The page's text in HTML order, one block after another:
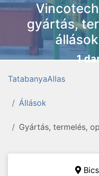
gyártás,
1
TatabanyaAllas
Állások
Gyártás, termelés,